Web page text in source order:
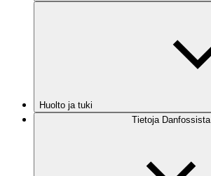
Huolto ja tuki
Tietoja Danfossista